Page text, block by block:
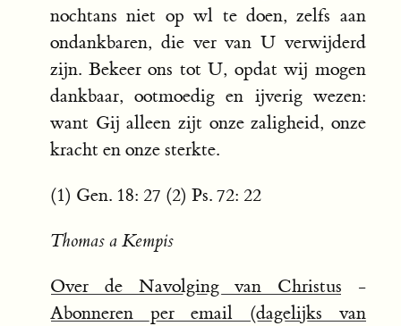
nochtans niet op wl te doen, zelfs aan
ondankbaren, die ver van U verwijderd
zijn. Bekeer ons tot U, opdat wij mogen
dankbaar, ootmoedig en ijverig wezen:
want Gij alleen zijt onze zaligheid, onze
kracht en onze sterkte.
(1) Gen. 18: 27 (2) Ps. 72: 22
Thomas a Kempis
Over de Navolging van Christus -
Abonneren per email (dagelijks van